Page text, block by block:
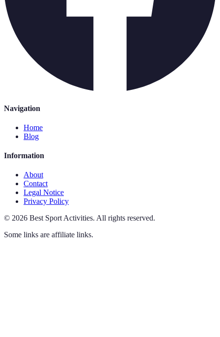
Navigation
Home
Blog
Information
About
Contact
Legal Notice
Privacy Policy
© 2026 Best Sport Activities. All rights reserved.
Some links are affiliate links.